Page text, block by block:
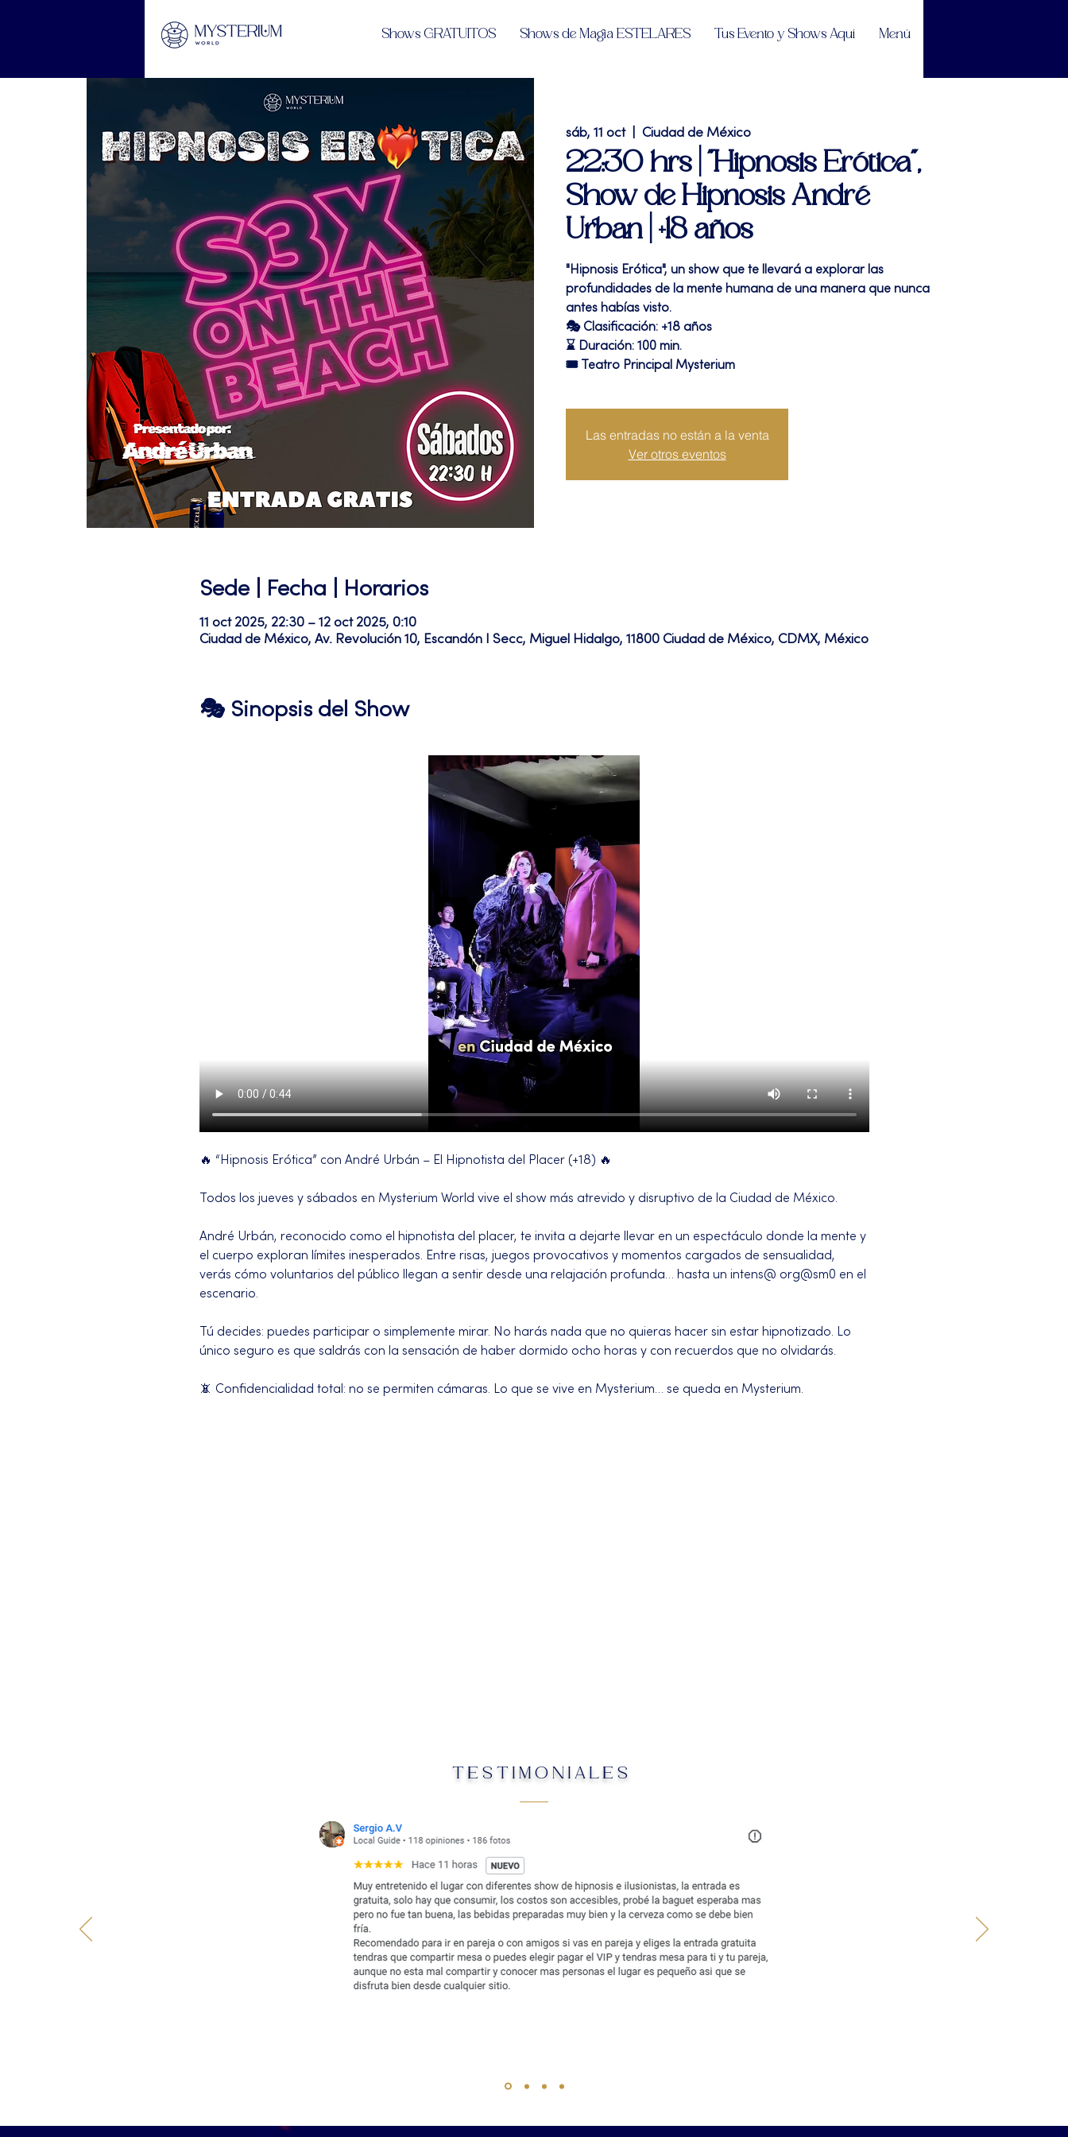
Shows GRATUITOS Shows de Magia ESTELARES Tus Evento y Shows Aquí Menú
sáb, 11 oct
  |
Ciudad de México
22:30 hrs | "Hipnosis Erótica",
Show de Hipnosis André
Urban | +18 años
"Hipnosis Erótica", un show que te llevará a explorar las
profundidades de la mente humana de una manera que nunca
antes habías visto.
🎭 Clasificación: +18 años
⌛ Duración: 100 min.
🎟 Teatro Principal Mysterium
Las entradas no están a la venta
Ver otros eventos
Sede | Fecha | Horarios
11 oct 2025, 22:30 – 12 oct 2025, 0:10
Ciudad de México, Av. Revolución 10, Escandón I Secc, Miguel Hidalgo, 11800 Ciudad de México, CDMX, México
🎭 Sinopsis del Show
🔥 “Hipnosis Erótica” con André Urbán – El Hipnotista del Placer (+18) 🔥
Todos los jueves y sábados en Mysterium World vive el show más atrevido y disruptivo de la Ciudad de México.
André Urbán, reconocido como el hipnotista del placer, te invita a dejarte llevar en un espectáculo donde la mente y
el cuerpo exploran límites inesperados. Entre risas, juegos provocativos y momentos cargados de sensualidad,
verás cómo voluntarios del público llegan a sentir desde una relajación profunda… hasta un intens@ org@sm0 en el
escenario.
Tú decides: puedes participar o simplemente mirar. No harás nada que no quieras hacer sin estar hipnotizado. Lo
único seguro es que saldrás con la sensación de haber dormido ocho horas y con recuerdos que no olvidarás.
📵 Confidencialidad total: no se permiten cámaras. Lo que se vive en Mysterium… se queda en Mysterium.
TESTIMONIALES